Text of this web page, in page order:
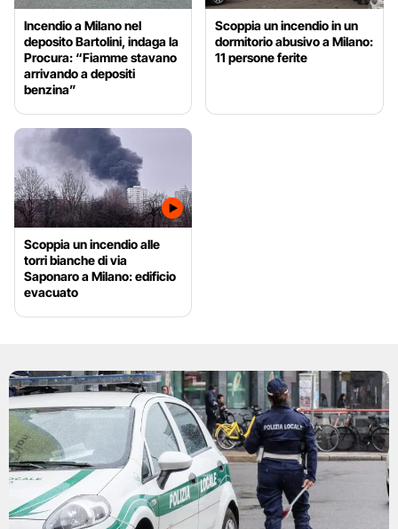
Incendio a Milano nel
deposito Bartolini, indaga la
Procura: “Fiamme stavano
arrivando a depositi
benzina”
Scoppia un incendio in un
dormitorio abusivo a Milano:
11 persone ferite
Scoppia un incendio alle
torri bianche di via
Saponaro a Milano: edificio
evacuato